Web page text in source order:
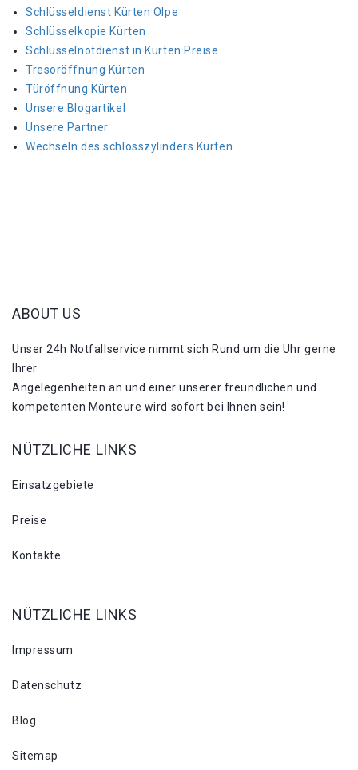
Schlüsseldienst Kürten Olpe
Schlüsselkopie Kürten
Schlüsselnotdienst in Kürten Preise
Tresoröffnung Kürten
Türöffnung Kürten
Unsere Blogartikel
Unsere Partner
Wechseln des schlosszylinders Kürten
ABOUT US
Unser 24h Notfallservice nimmt sich Rund um die Uhr gerne
Ihrer
Angelegenheiten an und einer unserer freundlichen und
kompetenten Monteure wird sofort bei Ihnen sein!
NÜTZLICHE LINKS
Einsatzgebiete
Preise
Kontakte
NÜTZLICHE LINKS
Impressum
Datenschutz
Blog
Sitemap